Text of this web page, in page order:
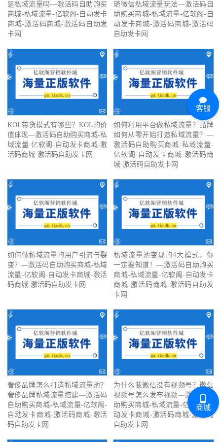
是私域流量吗—激活码自助购买
商城-私域流量-亿软阁-自动发卡
商城-激活码商城-激活码自助发
卡网
琦微信私域流量玩法—激活码自
助购买商城-私域流量-亿软阁-自
动发卡商城-激活码商城-激活码
自助发卡网
KOL带货模式有哪些？KOL的价
值体现—激活码自助购买商城-私
域流量-亿软阁-自动发卡商城-激
活码商城-激活码自助发卡网
如何利用平台做私域流量？品牌
如何从零开始打造私域流量？—
激活码自助购买商城-私域流量-
亿软阁-自动发卡商城-激活码商
城-激活码自助发卡网
如何做私域流量的用户引流与裂
变？—激活码自助购买商城-私域
流量-亿软阁-自动发卡商城-激活
码商城-激活码自助发卡网
私域流量池变现的4大模式，你
一定要知道！—激活码自助购买
商城-私域流量-亿软阁-自动发卡
商城-激活码商城-激活码自助发
卡网
奢侈品牌怎么打造私域流量池？
奢侈品牌私域流量搭建—激活码
自助购买商城-私域流量-亿软阁-
自动发卡商城-激活码商城-激活
码自助发卡网
为什么我微信没有视频号？微信
视频号怎么发布视频—激活码自
助购买商城-私域流量-亿软阁-自
动发卡商城-激活码商城-激活码
自助发卡网
客服
商城